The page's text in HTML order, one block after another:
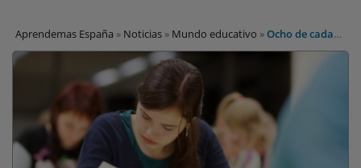
Aprendemas España » Noticias » Mundo educativo »Ocho de cada
diez profesores, contrarios a las reválidas de la LOMCE